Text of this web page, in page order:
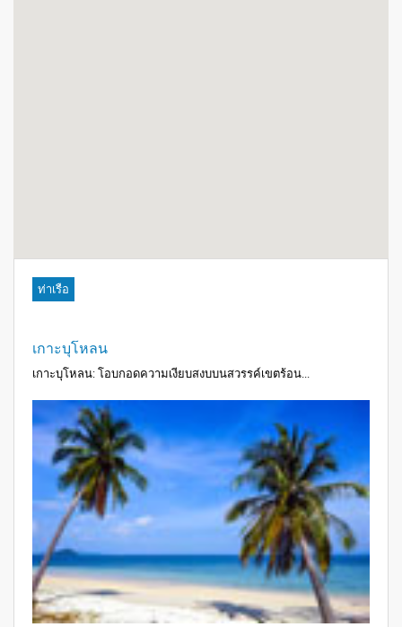
ท่าเรือ
เกาะบุโหลน
เกาะบุโหลน: โอบกอดความเงียบสงบบนสวรรค์เขตร้อน...